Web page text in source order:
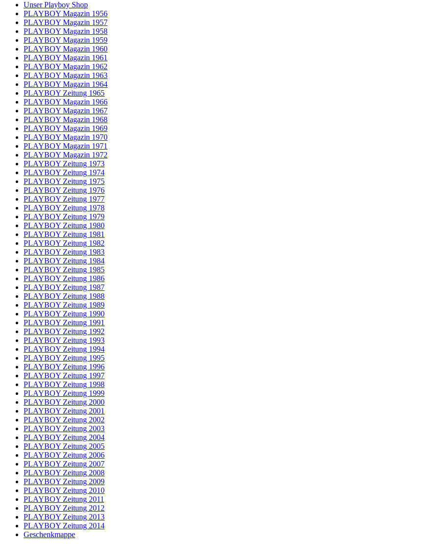
Unser Playboy Shop
PLAYBOY Magazin 1956
PLAYBOY Magazin 1957
PLAYBOY Magazin 1958
PLAYBOY Magazin 1959
PLAYBOY Magazin 1960
PLAYBOY Magazin 1961
PLAYBOY Magazin 1962
PLAYBOY Magazin 1963
PLAYBOY Magazin 1964
PLAYBOY Zeitung 1965
PLAYBOY Magazin 1966
PLAYBOY Magazin 1967
PLAYBOY Magazin 1968
PLAYBOY Magazin 1969
PLAYBOY Magazin 1970
PLAYBOY Magazin 1971
PLAYBOY Magazin 1972
PLAYBOY Zeitung 1973
PLAYBOY Zeitung 1974
PLAYBOY Zeitung 1975
PLAYBOY Zeitung 1976
PLAYBOY Zeitung 1977
PLAYBOY Zeitung 1978
PLAYBOY Zeitung 1979
PLAYBOY Zeitung 1980
PLAYBOY Zeitung 1981
PLAYBOY Zeitung 1982
PLAYBOY Zeitung 1983
PLAYBOY Zeitung 1984
PLAYBOY Zeitung 1985
PLAYBOY Zeitung 1986
PLAYBOY Zeitung 1987
PLAYBOY Zeitung 1988
PLAYBOY Zeitung 1989
PLAYBOY Zeitung 1990
PLAYBOY Zeitung 1991
PLAYBOY Zeitung 1992
PLAYBOY Zeitung 1993
PLAYBOY Zeitung 1994
PLAYBOY Zeitung 1995
PLAYBOY Zeitung 1996
PLAYBOY Zeitung 1997
PLAYBOY Zeitung 1998
PLAYBOY Zeitung 1999
PLAYBOY Zeitung 2000
PLAYBOY Zeitung 2001
PLAYBOY Zeitung 2002
PLAYBOY Zeitung 2003
PLAYBOY Zeitung 2004
PLAYBOY Zeitung 2005
PLAYBOY Zeitung 2006
PLAYBOY Zeitung 2007
PLAYBOY Zeitung 2008
PLAYBOY Zeitung 2009
PLAYBOY Zeitung 2010
PLAYBOY Zeitung 2011
PLAYBOY Zeitung 2012
PLAYBOY Zeitung 2013
PLAYBOY Zeitung 2014
Geschenkmappe